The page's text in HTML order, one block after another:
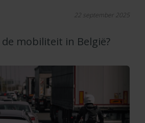
22 september 2025
mobiliteit in België?